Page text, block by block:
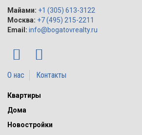
Майами: +1 (305) 613-3122
Москва: +7 (495) 215-2211
Email: info@bogatovrealty.ru
О нас Контакты
Квартиры
Дома
Новостройки